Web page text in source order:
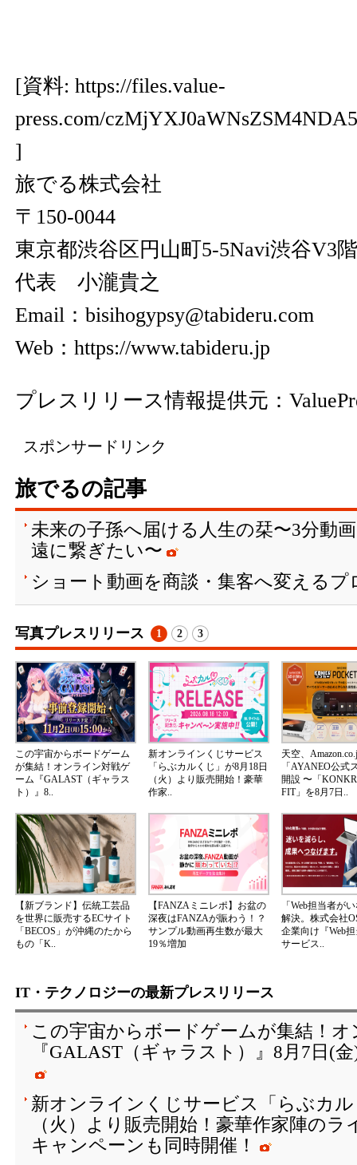
[資料: https://files.value-
press.com/
]
旅でる株式会社
〒150-0044
東京都渋谷区円山町5-5Navi渋谷V3階
代表 小瀧貴之
Email：bisihogypsy@tabideru.com
Web： https://www.tabideru.jp
プレスリリース情報提供元：
スポンサードリンク
旅でるの記事
未来の子孫へ届ける人生の栞〜3分動
遠に繋ぎたい〜
ショート動画を商談・集客へ変えるプ
写真プレスリリース 1 2 3
この宇宙からボードゲーム
が集結！オンライン対戦ゲ
ーム『GALAST（ギャラス
ト）』8..
新オンラインくじサービス
「らぶカルくじ」が8月18日
（火）より販売開始！豪華
作家..
天空、
「AYANEO公式
開設 〜「
FIT」を8月7日..
【新ブランド】伝統工芸品
を世界に販売するECサイト
「BECOS」が沖縄のたから
もの「K..
【FANZAミニレポ】お盆の
深夜はFANZAが賑わう！？
サンプル動画再生数が最大
19％増加
「Web担当者が
解決。株式会社
企業向け『Web
サービス..
IT・テクノロジーの最新プレスリリース
この宇宙からボードゲームが集結！
『GALAST（ギャラスト）』8月7日(
新オンラインくじサービス「らぶカ
（火）より販売開始！豪華作家陣の
キャンペーンも同時開催！